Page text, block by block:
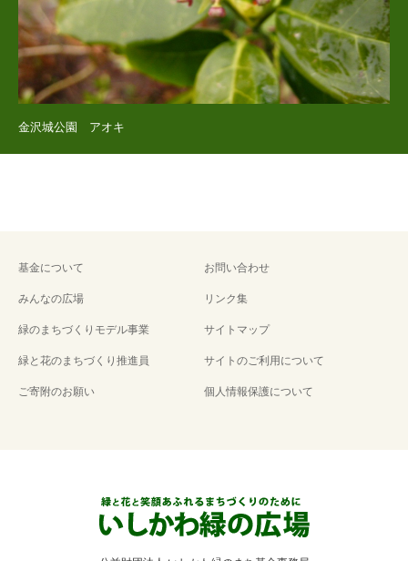
金沢城公園 アオキ
基金について
みんなの広場
緑のまちづくりモデル事業
緑と花のまちづくり推進員
ご寄附のお願い
お問い合わせ
リンク集
サイトマップ
サイトのご利用について
個人情報保護について